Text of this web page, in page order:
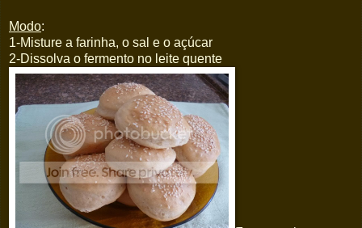
Modo:
1-Misture a farinha, o sal e o açúcar
2-Dissolva o fermento no leite quente